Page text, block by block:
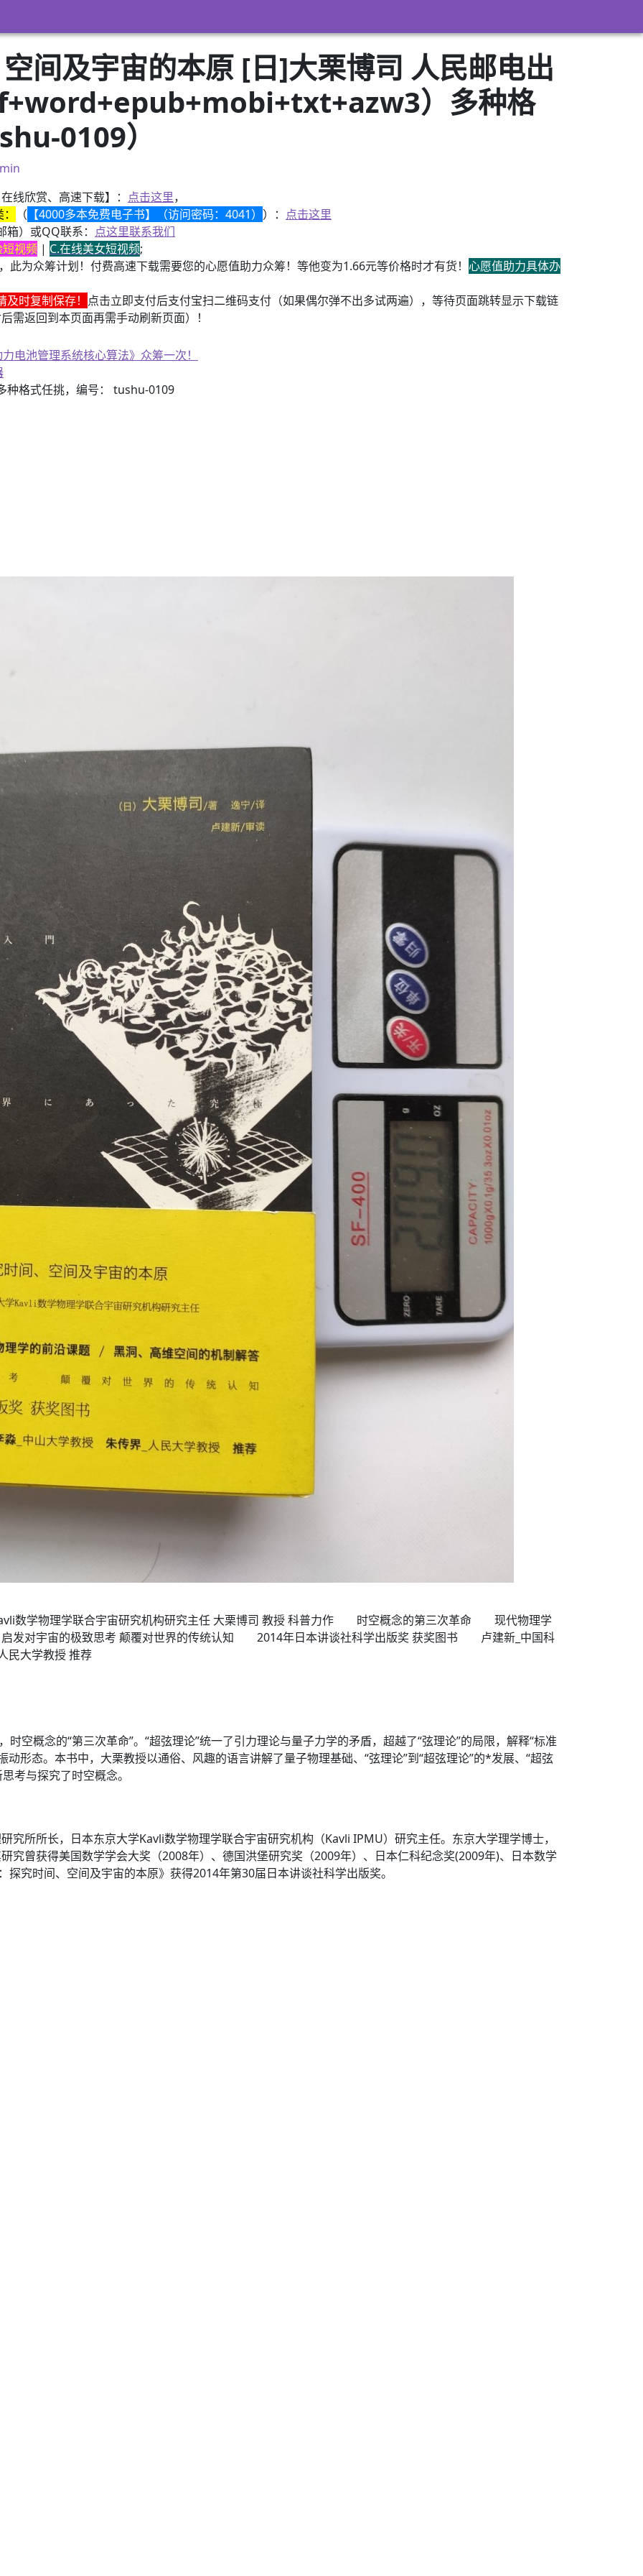
间及宇宙的本原 [日]大栗博司 人民邮电出
）多种格
0109）
线欣赏、高速下载】： 点击这里，
（ 【4000多本免费电子书】（访问密码：4041） ）： 点击这里
）或QQ联系： 点这里联系我们
视频 | C.在线美女短视频;
此为众筹计划！付费高速下载需要您的心愿值助力众筹！等他变为1.66元等价格时才有货！ 心愿值助力具体办
时复制保存！ 点击立即支付后支付宝扫二维码支付（如果偶尔弹不出多试两遍），等待页面跳转显示下载链
需返回到本页面再需手动刷新页面）！
电池管理系统核心算法》众筹一次！
格式任挑，编号： tushu-0109
数学物理学联合宇宙研究机构研究主任 大栗博司 教授 科普力作 时空概念的第三次革命 现代物理学
对宇宙的极致思考 颠覆对世界的传统认知 2014年日本讲谈社科学出版奖 获奖图书 卢建新_中国科
民大学教授 推荐
空概念的“第三次革命”。“超弦理论”统一了引力理论与量子力学的矛盾，超越了“弦理论”的局限，解释“标准
动形态。本书中，大栗教授以通俗、风趣的语言讲解了量子物理基础、“弦理论”到“超弦理论”的*发展、“超弦
考与探究了时空概念。
究所所长，日本东京大学Kavli数学物理学联合宇宙研究机构（Kavli IPMU）研究主任。东京大学理学博士，
究曾获得美国数学学会大奖（2008年）、德国洪堡研究奖（2009年）、日本仁科纪念奖(2009年)、日本数学
究时间、空间及宇宙的本原》获得2014年第30届日本讲谈社科学出版奖。